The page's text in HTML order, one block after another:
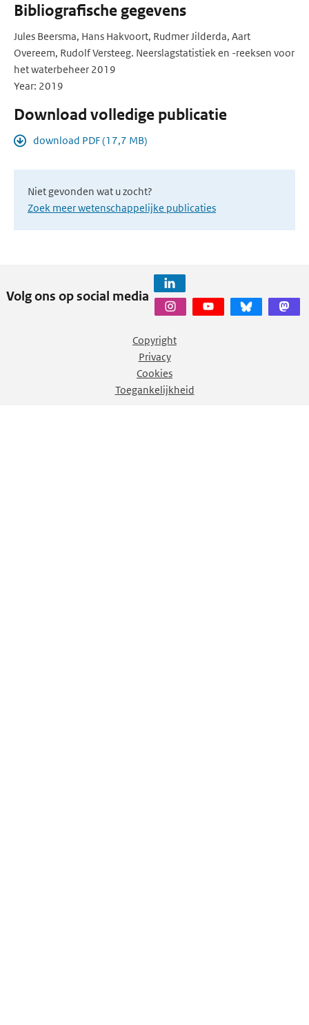
Bibliografische gegevens
Jules Beersma, Hans Hakvoort, Rudmer Jilderda, Aart
Overeem, Rudolf Versteeg. Neerslagstatistiek en -reeksen voor
het waterbeheer 2019
Year: 2019
Download volledige publicatie
download PDF (17,7 MB)
Niet gevonden wat u zocht?
Zoek meer wetenschappelijke publicaties
Volg ons op social media
Copyright
Privacy
Cookies
Toegankelijkheid